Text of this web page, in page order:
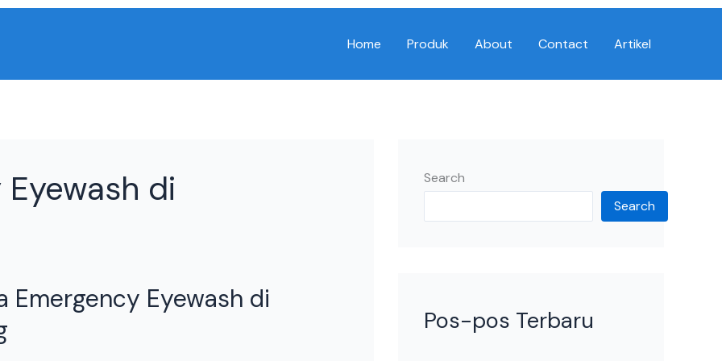
Home Produk About Contact Artikel
di
Emergency Eyewash di
Search
Search
Pos-pos Terbaru